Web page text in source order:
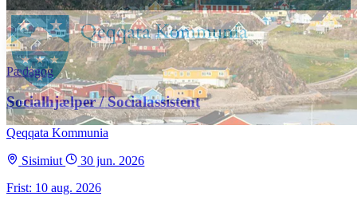
Pædagog
Socialhjælper / Socialassistent
Qeqqata Kommunia
Sisimiut
30 jun. 2026
Frist: 10 aug. 2026